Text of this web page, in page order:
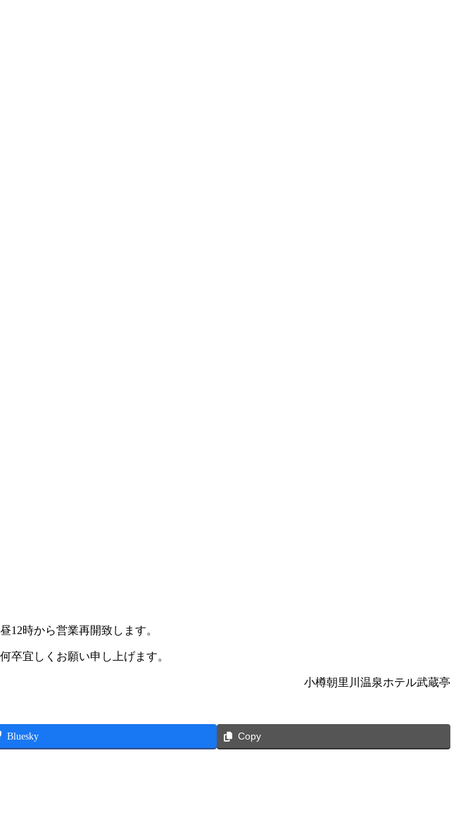
12時から営業再開致します。
卒宜しくお願い申し上げます。
小樽朝里川温泉ホテル武蔵亭
Bluesky Copy